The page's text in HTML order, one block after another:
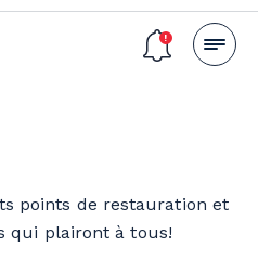
points de restauration et
qui plairont à tous!